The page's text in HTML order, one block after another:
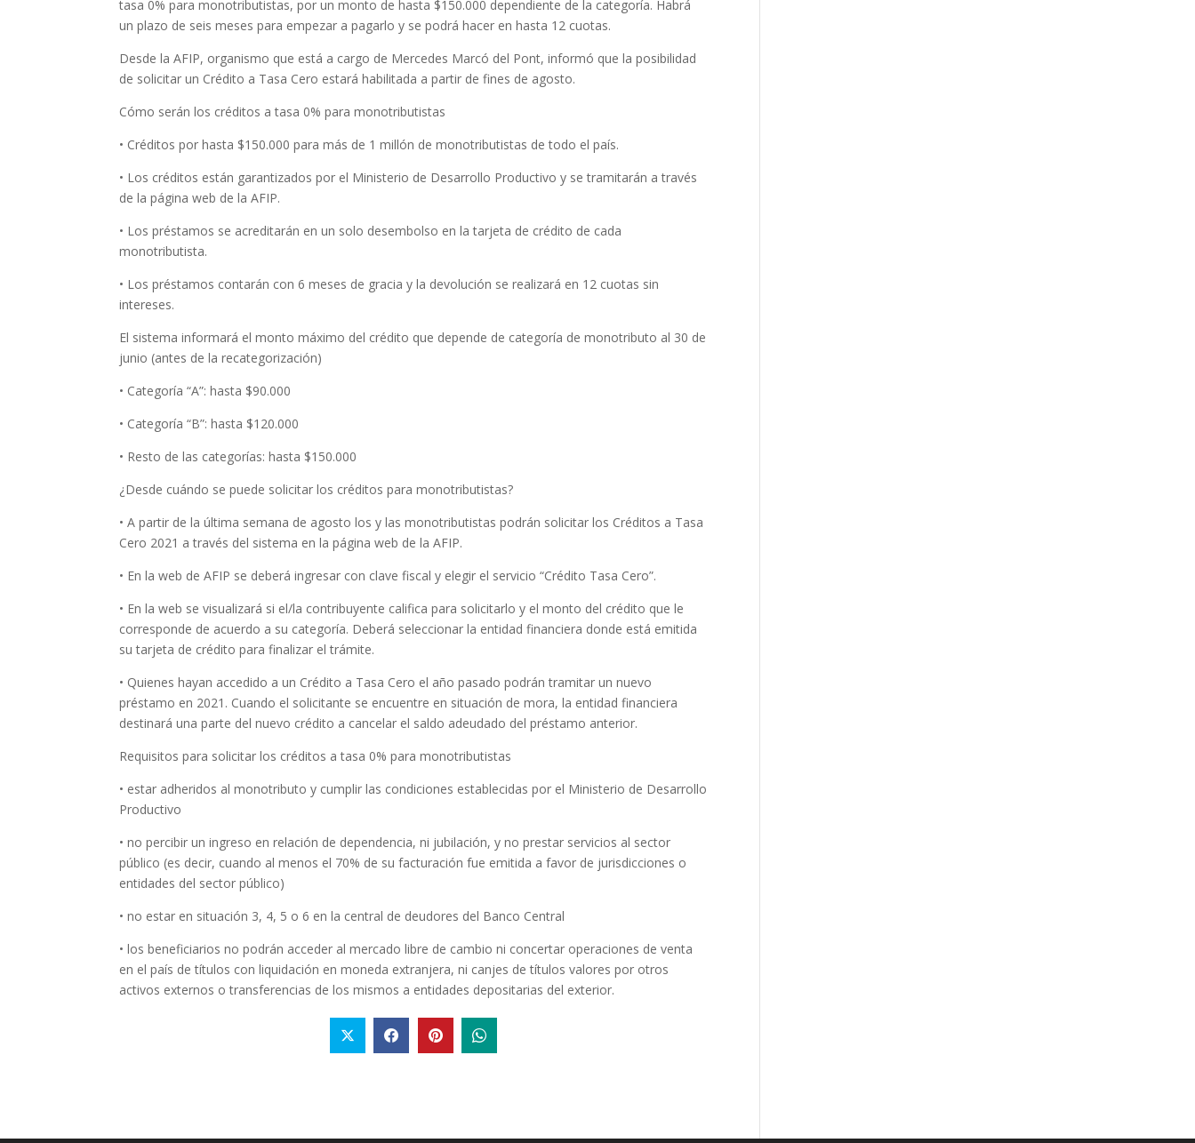
tasa 0% para monotributistas, por un monto de hasta $150.000 dependiente de la categoría. Habrá
un plazo de seis meses para empezar a pagarlo y se podrá hacer en hasta 12 cuotas.
Desde la AFIP, organismo que está a cargo de Mercedes Marcó del Pont, informó que la posibilidad
de solicitar un Crédito a Tasa Cero estará habilitada a partir de fines de agosto.
Cómo serán los créditos a tasa 0% para monotributistas
• Créditos por hasta $150.000 para más de 1 millón de monotributistas de todo el país.
• Los créditos están garantizados por el Ministerio de Desarrollo Productivo y se tramitarán a través
de la página web de la AFIP.
• Los préstamos se acreditarán en un solo desembolso en la tarjeta de crédito de cada
monotributista.
• Los préstamos contarán con 6 meses de gracia y la devolución se realizará en 12 cuotas sin
intereses.
El sistema informará el monto máximo del crédito que depende de categoría de monotributo al 30 de
junio (antes de la recategorización)
• Categoría “A”: hasta $90.000
• Categoría “B”: hasta $120.000
• Resto de las categorías: hasta $150.000
¿Desde cuándo se puede solicitar los créditos para monotributistas?
• A partir de la última semana de agosto los y las monotributistas podrán solicitar los Créditos a Tasa
Cero 2021 a través del sistema en la página web de la AFIP.
• En la web de AFIP se deberá ingresar con clave fiscal y elegir el servicio “Crédito Tasa Cero”.
• En la web se visualizará si el/la contribuyente califica para solicitarlo y el monto del crédito que le
corresponde de acuerdo a su categoría. Deberá seleccionar la entidad financiera donde está emitida
su tarjeta de crédito para finalizar el trámite.
• Quienes hayan accedido a un Crédito a Tasa Cero el año pasado podrán tramitar un nuevo
préstamo en 2021. Cuando el solicitante se encuentre en situación de mora, la entidad financiera
destinará una parte del nuevo crédito a cancelar el saldo adeudado del préstamo anterior.
Requisitos para solicitar los créditos a tasa 0% para monotributistas
• estar adheridos al monotributo y cumplir las condiciones establecidas por el Ministerio de Desarrollo
Productivo
• no percibir un ingreso en relación de dependencia, ni jubilación, y no prestar servicios al sector
público (es decir, cuando al menos el 70% de su facturación fue emitida a favor de jurisdicciones o
entidades del sector público)
• no estar en situación 3, 4, 5 o 6 en la central de deudores del Banco Central
• los beneficiarios no podrán acceder al mercado libre de cambio ni concertar operaciones de venta
en el país de títulos con liquidación en moneda extranjera, ni canjes de títulos valores por otros
activos externos o transferencias de los mismos a entidades depositarias del exterior.